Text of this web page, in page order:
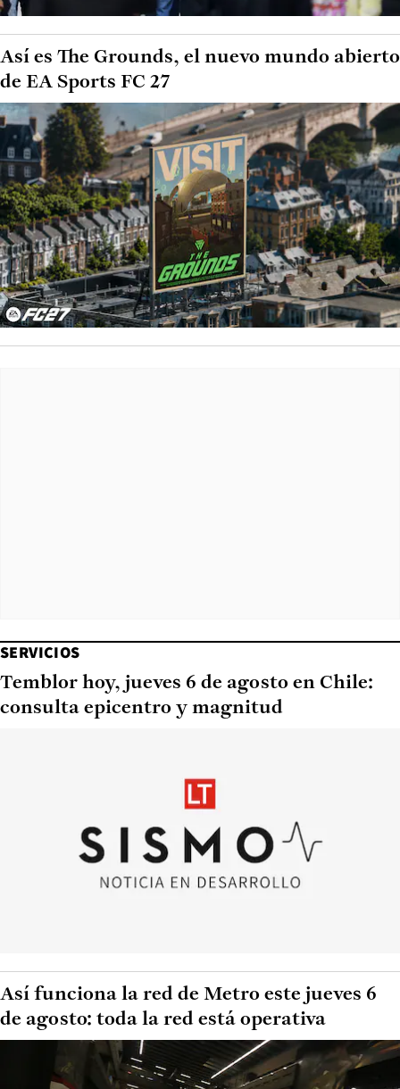
Así es The Grounds, el nuevo mundo abierto
de EA Sports FC 27
SERVICIOS
Temblor hoy, jueves 6 de agosto en Chile:
consulta epicentro y magnitud
Así funciona la red de Metro este jueves 6
de agosto: toda la red está operativa